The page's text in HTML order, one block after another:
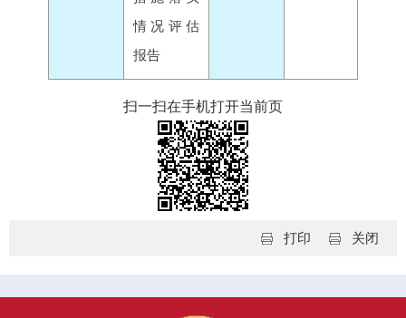
情况评估
报告
扫一扫在手机打开当前页
关闭
打印